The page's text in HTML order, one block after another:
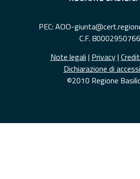
PEC: AOO-
C.F. 80002950766
Note legali | Privacy|
Dichiarazione di
©2010 Regione